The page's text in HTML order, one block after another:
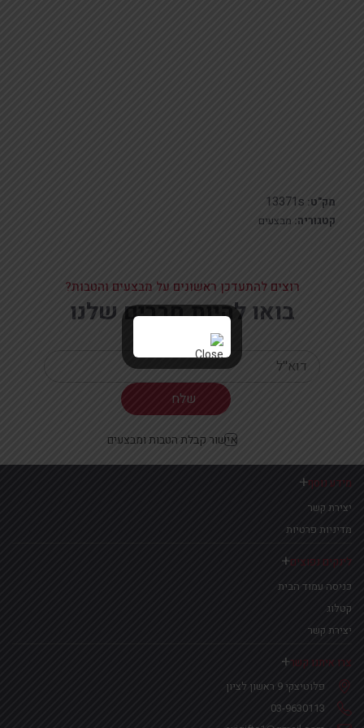
מק"ט: 13371s
קטגוריה: מבצעים
רוצים להתעדכן ראשונים על מבצעים והטבות?
בואו להיות חברים שלנו
Your email
אישור קבלת הטבות ומבצעים
מידע נוסף
יצירת קשר
מדיניות פרטיות
לינקים נפוצים
כניסה עמוד הבית
קטלוג
יצירת קשר
צרו איתנו קשר
פלוטיצקי 9 ראשון לציון
03-9630113